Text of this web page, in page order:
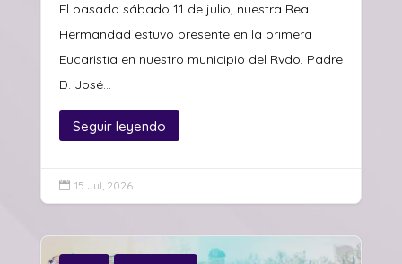
El pasado sábado 11 de julio, nuestra Real
Hermandad estuvo presente en la primera
Eucaristía en nuestro municipio del Rvdo. Padre
D. José...
Seguir leyendo
 15 Jul, 2026